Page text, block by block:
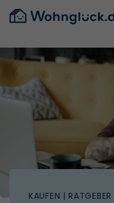
KAUFEN | RATGEBER